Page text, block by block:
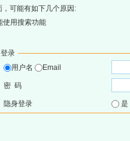
可能有如下几个原因:
使用搜索功能
登录
用户名
Email
密 码
隐身登录